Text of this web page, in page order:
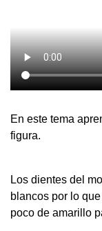
En este tema
figura.
Los dientes del
blancos por lo
poco de amarillo